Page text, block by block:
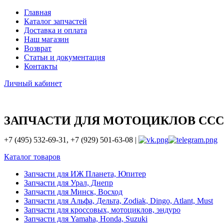
Главная
Каталог запчастей
Доставка и оплата
Наш магазин
Возврат
Статьи и документация
Контакты
Личный кабинет
ЗАПЧАСТИ ДЛЯ МОТОЦИКЛОВ
+7 (495) 532-69-31, +7 (929) 501-63-08 |
Каталог товаров
Запчасти для ИЖ Планета, Юпитер
Запчасти для Урал, Днепр
Запчасти для Минск, Восход
Запчасти для Альфа, Дельта, Zodiak, Dingo, Atlant, Must
Запчасти для кроссовых, мотоциклов, эндуро
Запчасти для Yamaha, Honda, Suzuki